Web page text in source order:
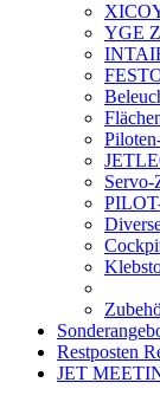
YGE
Servo-
Restposten
JET